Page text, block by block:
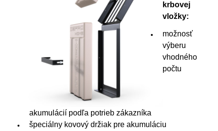
krbovej
vložky:
možnosť
výberu
vhodného
počtu
akumulácií podľa potrieb zákazníka
špeciálny kovový držiak pre akumuláciu